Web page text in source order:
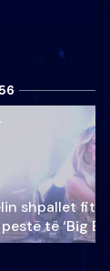
shpallet
të ‘Big